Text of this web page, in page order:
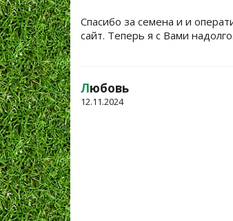
Спасибо за семена и и
сайт. Теперь я с Вами надолго.
Любовь
12.11.2024